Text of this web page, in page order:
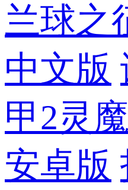
兰球之
中文版
甲2灵
安卓版